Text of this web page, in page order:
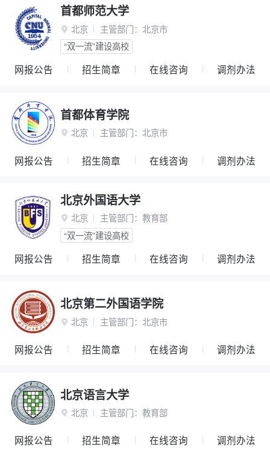
首都师范大学
 北京 主管部门： 北京市
“双一流”建设高校
网报公告 招生简章 在线咨询 调剂办法
首都体育学院
 北京 主管部门： 北京市
网报公告 招生简章 在线咨询 调剂办法
北京外国语大学
 北京 主管部门： 教育部
“双一流”建设高校
网报公告 招生简章 在线咨询 调剂办法
北京第二外国语学院
 北京 主管部门： 北京市
网报公告 招生简章 在线咨询 调剂办法
北京语言大学
 北京 主管部门： 教育部
网报公告 招生简章 在线咨询 调剂办法